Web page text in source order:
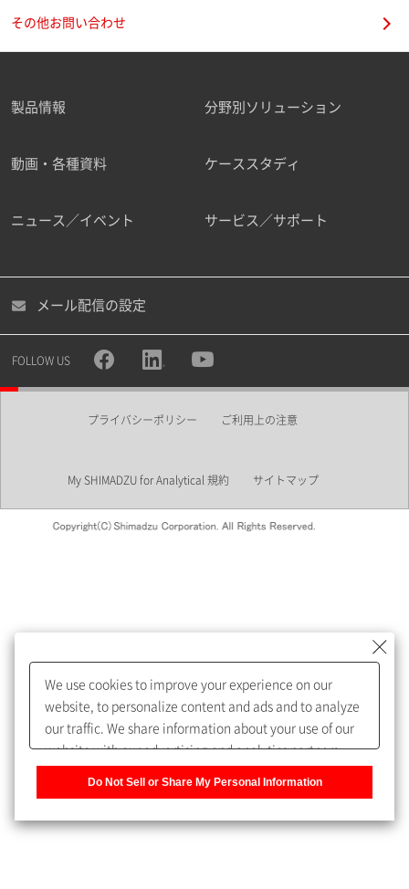
ご勤務先
職種
めします。
My SHIMADZU for Analyticalへ登録いただくと、技術情報や
取扱説明書・Webinarなどの閲覧ができます。
うになります。
その他お問い合わせ
製品情報 分野別ソリューション
動画・各種資料 ケーススタディ
ニュース／イベント サービス／サポート
メール配信の設定
FOLLOW US
プライバシーポリシー ご利用上の注意
My SHIMADZU for Analytical 規約 サイトマップ
We use cookies to improve your experience on our
website, to personalize content and ads and to analyze
our traffic. We share information about your use of our
website with our advertising and analytics partners,
Do Not Sell or Share My Personal Information